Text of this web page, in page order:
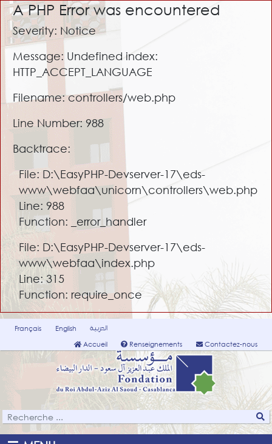
A PHP Error was encountered
Severity: Notice
Message: Undefined index:
HTTP_ACCEPT_LANGUAGE
Filename: controllers/web.php
Line Number: 988
Backtrace:
File: D:\EasyPHP-Devserver-17\eds-
www\webfaa\unicorn\controllers\web.php
Line: 988
Function: _error_handler
File: D:\EasyPHP-Devserver-17\eds-
www\webfaa\index.php
Line: 315
Function: require_once
Français English
العربية
Accueil
Renseignements Contactez-nous